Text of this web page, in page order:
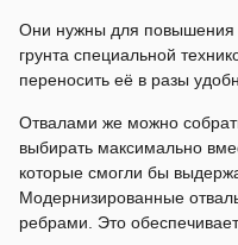
Они нужны для
грунта специальной
переносить её в разы
Отвалами же можно
выбирать максимально
которые смогли бы
Модернизированные
ребрами. Это